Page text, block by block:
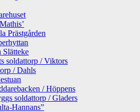
Prästgården
Slätteke
soldattorp / Viktors
/ Dahls
/ Höppens
soldattorp / Gladers
Hannans”